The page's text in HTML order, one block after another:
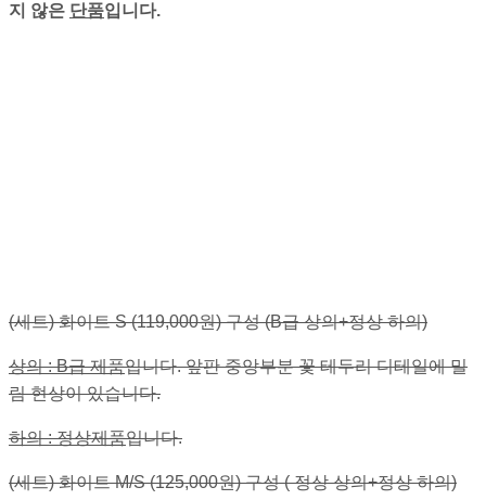
지 않은 단품입니다.
(세트) 화이트 S (119,000원) 구성 (B급 상의+정상 하의)
상의 : B급 제품입니다. 앞판 중앙부분 꽃 테두리 디테일에 밀
림 현상이 있습니다.
하의 : 정상제품입니다.
(세트) 화이트 M/S (125,000원) 구성 ( 정상 상의+정상 하의)